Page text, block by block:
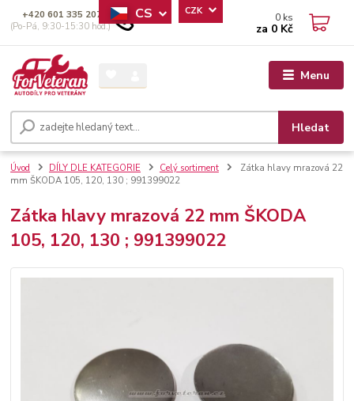
Menu
CS CZK
Hledat
+420 601 335 207
(Po-Pá, 9:30-15:30 hod.)
0 ks
za 0 Kč
Úvod DÍLY DLE KATEGORIE Celý sortiment
Zátka hlavy mrazová 22
mm ŠKODA 105, 120, 130 ; 991399022
Zátka hlavy mrazová 22 mm ŠKODA
105, 120, 130 ; 991399022